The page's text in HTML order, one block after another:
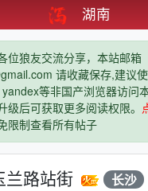
湖南
位狼友交流分享，本站邮箱
请收藏保存,建议使
等非国产浏览器访问
级后可获取更多阅读权限。
限制查看所有帖子
兰路站街 长沙